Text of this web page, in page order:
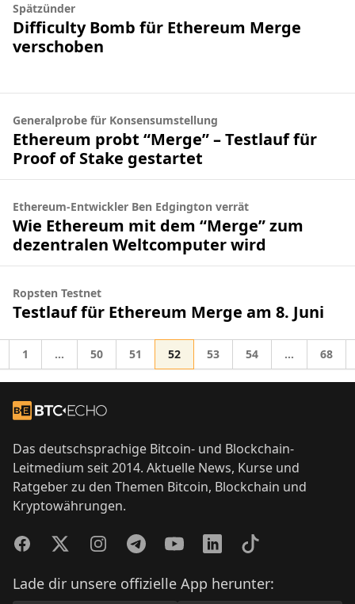
Spätzünder
Difficulty Bomb für Ethereum Merge
verschoben
Generalprobe für Konsensumstellung
Ethereum probt “Merge” – Testlauf für
Proof of Stake gestartet
Ethereum-Entwickler Ben Edgington verrät
Wie Ethereum mit dem “Merge” zum
dezentralen Weltcomputer wird
Ropsten Testnet
Testlauf für Ethereum Merge am 8. Juni
zu
Gehe zur Seite
1 Zwischenseiten weggelassen
… Gehe zur Seite
50 Gehe zur Seite
51 Gehe zur Seite
52 Gehe zur Seite
53 Gehe zur Seite
54 … Gehe
68
Zur Startseite
Das deutschsprachige Bitcoin- und Blockchain-
Leitmedium seit 2014. Aktuelle News, Kurse und
Ratgeber zu den Themen Bitcoin, Blockchain und
Kryptowährungen.
FacebookTwitterInstagramTelegramYouTubeLinkedInTikTok
Lade dir unsere offizielle App herunter: